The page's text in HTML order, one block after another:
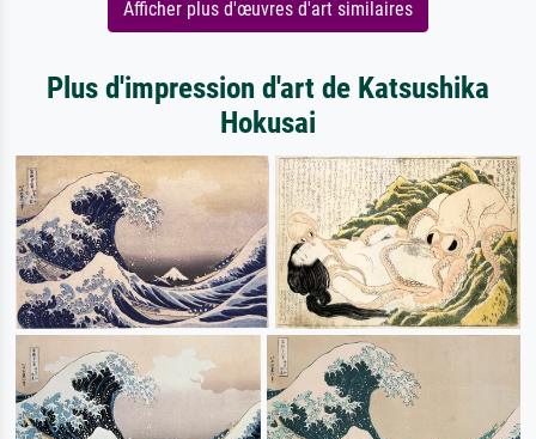
Afficher plus d'œuvres d'art similaires
Plus d'impression d'art de Katsushika
Hokusai